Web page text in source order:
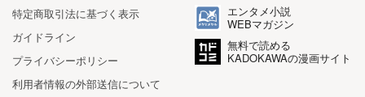
特定商取引法に基づく表示
ガイドライン
プライバシーポリシー
利用者情報の外部送信について
エンタメ小説
WEBマガジン
無料で読める
KADOKAWAの漫画サイト